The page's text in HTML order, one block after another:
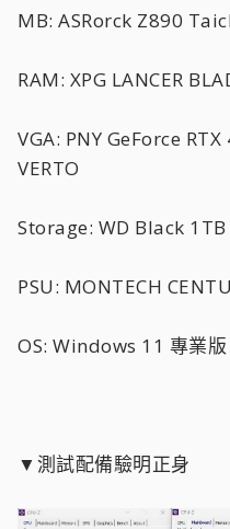
MB: ASRorck Z890
RAM: XPG LANCER
VGA: PNY GeForce
VERTO
Storage: WD Black 1TB
PSU: MONTECH
OS: Windows 11 專業
▼測試配備驗明正身